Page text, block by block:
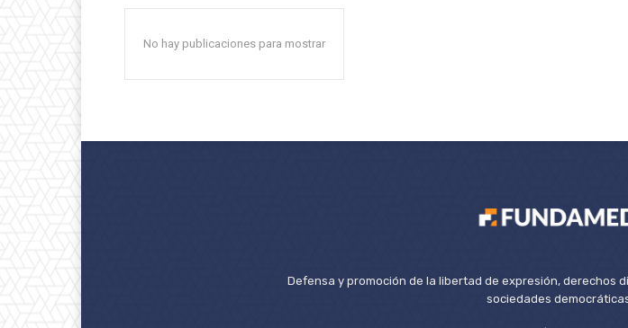
No hay publicaciones para mostrar
Defensa y promoción de la libertad de expresión, derechos
sociedades